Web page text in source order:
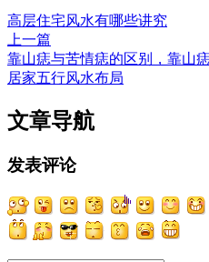
高层住宅风水有哪些讲究
上一篇
靠山痣与苦情痣的区别，靠山
居家五行风水布局
文章导航
发表评论